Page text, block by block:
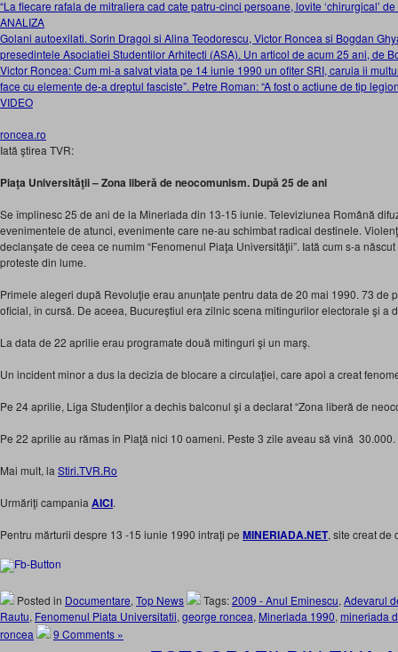
“La fiecare rafala de mitraliera cad cate patru-cinci persoane, lovite ‘chirurgical’
ANALIZA
Golani autoexilati. Sorin Dragoi si Alina Teodorescu, Victor Roncea si Bogdan
presedintele Asociatiei Studentilor Arhitecti (ASA). Un articol de acum 25 ani, de
Victor Roncea: Cum mi-a salvat viata pe 14 iunie 1990 un ofiter SRI, caruia ii
face cu elemente de-a dreptul fasciste”. Petre Roman: “A fost o actiune de tip
VIDEO
roncea.ro
Iată ştirea TVR:
Piaţa Universităţii – Zona liberă de neocomunism. După 25 de ani
Se împlinesc 25 de ani de la Mineriada din 13-15 iunie. Televiziunea Română
evenimentele de atunci, evenimente care ne-au schimbat radical destinele.
declanşate de ceea ce numim “Fenomenul Piaţa Universităţii”. Iată cum s-a
proteste din lume.
Primele alegeri după Revoluţie erau anunţate pentru data de 20 mai 1990. 73 de
oficial, în cursă. De aceea, Bucureştiul era zilnic scena mitingurilor electorale şi a
La data de 22 aprilie erau programate două mitinguri şi un marş.
Un incident minor a dus la decizia de blocare a circulaţiei, care apoi a creat
Pe 24 aprilie, Liga Studenţilor a dechis balconul şi a declarat “Zona liberă de
Pe 22 aprilie au rămas în Piaţă nici 10 oameni. Peste 3 zile aveau să vină 30.000.
Mai mult, la Stiri.TVR.Ro
Urmăriţi campania AICI.
Pentru mărturii despre 13 -15 iunie 1990 intraţi pe MINERIADA.NET, site creat de
Posted in Documentare, Top News Tags:2009 - Anul Eminescu, Adevarul
Rautu, Fenomenul Piata Universitatii, george roncea, Mineriada 1990, mineriada
roncea
9 Comments »